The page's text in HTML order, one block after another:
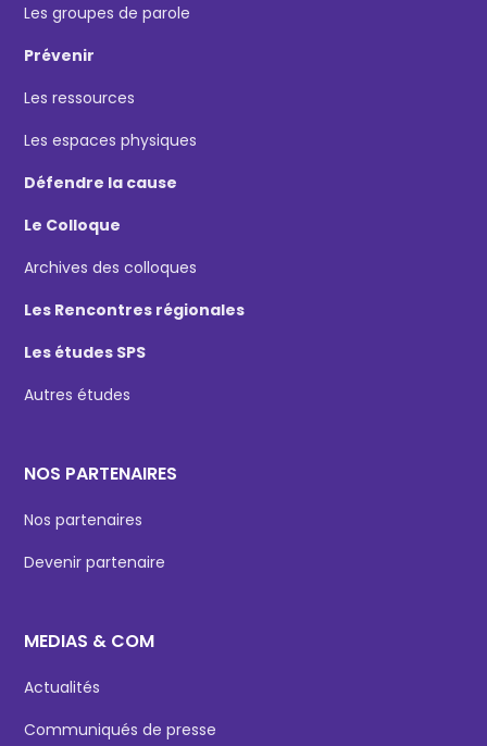
Les groupes de parole
Prévenir
Les ressources
Les espaces physiques
Défendre la cause
Le Colloque
Archives des colloques
Les Rencontres régionales
Les études SPS
Autres études
NOS PARTENAIRES
Nos partenaires
Devenir partenaire
MEDIAS & COM
Actualités
Communiqués de presse